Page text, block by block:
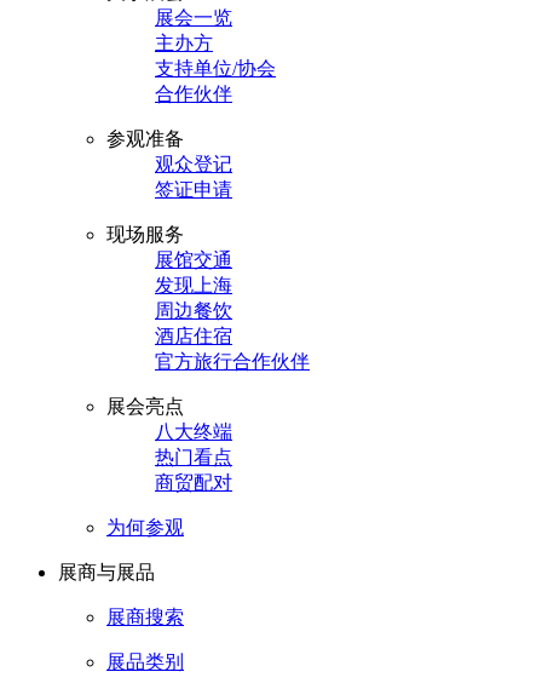
展会一览
主办方
支持单位/协会
合作伙伴
参观准备
观众登记
签证申请
现场服务
展馆交通
发现上海
周边餐饮
酒店住宿
官方旅行合作伙伴
展会亮点
八大终端
热门看点
商贸配对
为何参观
展商与展品
展商搜索
展品类别